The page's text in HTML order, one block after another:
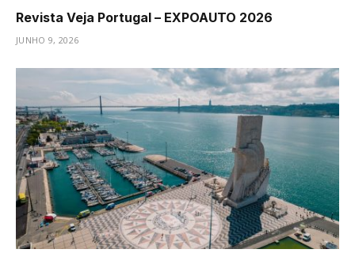
Revista Veja Portugal – EXPOAUTO 2026
JUNHO 9, 2026